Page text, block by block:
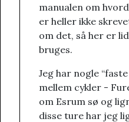
manualen om
er heller ikke
om det, så her er
bruges.
Jeg har nogle
mellem cykler -
om Esrum sø og
disse ture har jeg